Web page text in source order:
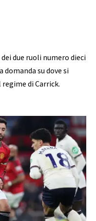
due ruoli numero dieci
su dove si
di Carrick.